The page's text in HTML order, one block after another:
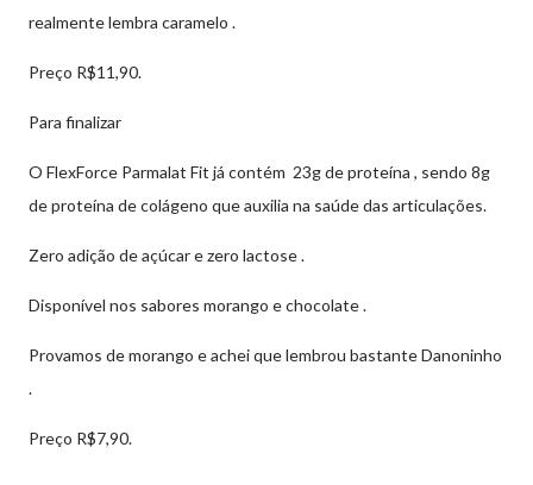
realmente lembra caramelo .
Preço R$11,90.
Para finalizar
O FlexForce Parmalat Fit já contém 23g de proteína , sendo 8g
de proteína de colágeno que auxilia na saúde das articulações.
Zero adição de açúcar e zero lactose .
Disponível nos sabores morango e chocolate .
Provamos de morango e achei que lembrou bastante Danoninho
.
Preço R$7,90.